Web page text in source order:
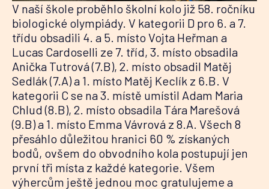
V naší škole proběhlo školní kolo již 58. ročníku
biologické olympiády. V kategorii D pro 6. a 7.
třídu obsadili 4. a 5. místo Vojta Heřman a
Lucas Cardoselli ze 7. tříd, 3. místo obsadila
Anička Tutrová (7.B), 2. místo obsadil Matěj
Sedlák (7.A) a 1. místo Matěj Keclík z 6.B. V
kategorii C se na 3. místě umístil Adam Maria
Chlud (8.B), 2. místo obsadila Tára Marešová
(9.B) a 1. místo Emma Vávrová z 8.A. Všech 8
přesáhlo důležitou hranici 60 % získaných
bodů, ovšem do obvodního kola postupují jen
první tři místa z každé kategorie. Všem
výhercům ještě jednou moc gratulujeme a